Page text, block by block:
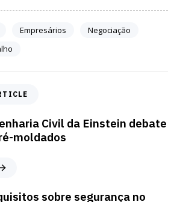
Empresários
Negociação
Civil da Einstein debate
moldados
sobre segurança no